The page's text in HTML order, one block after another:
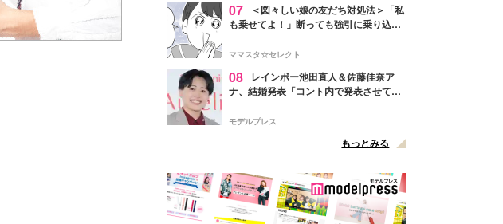
07
＜図々しい娘の友だち対処法＞「私
も乗せてよ！」断っても強引に乗り込ん
ママスタ☆セレクト
08
レインボー池田直人＆佐藤佳奈ア
ナ、結婚発表「コント内で発表させてい
点変更のため
モデルプレス
もっとみる